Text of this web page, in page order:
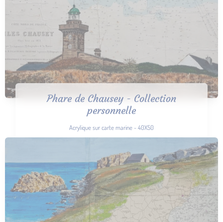
Phare de Chausey - Collection
personnelle
Acrylique sur carte marine - 40X50